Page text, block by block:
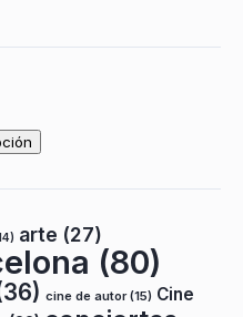
arte (27)
(80)
cine de autor(15) Cine